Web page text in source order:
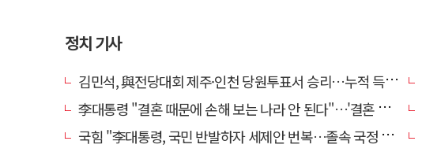
정치 기사
김민석, 與전당대회 제주·인천 당원투표서 승리…누적 득표는 '초박빙'
李대통령 "결혼 때문에 손해 보는 나라 안 된다"…'결혼 페널티' 22개 손본다
국힘 "李대통령, 국민 반발하자 세제안 번복…졸속 국정 즉각 중단"